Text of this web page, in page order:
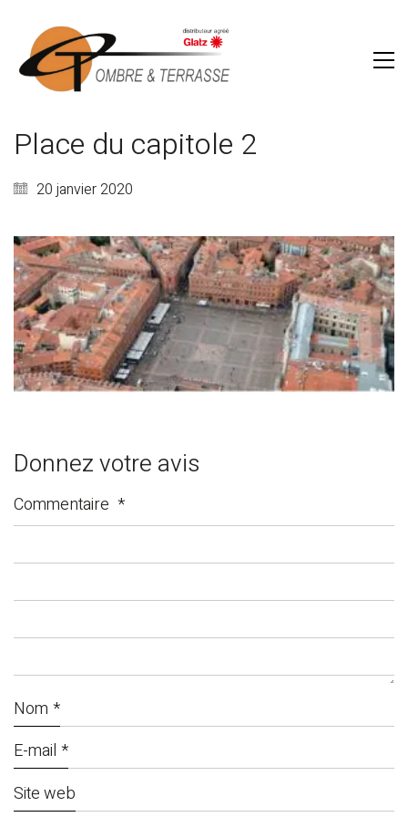
Place du capitole 2
20 janvier 2020
Donnez votre avis
Commentaire *
Nom *
E-mail *
Site web